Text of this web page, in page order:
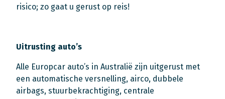
risico; zo gaat u gerust op reis!
Uitrusting auto’s
Alle Europcar auto’s in Australië zijn uitgerust met
een automatische versnelling, airco, dubbele
airbags, stuurbekrachtiging, centrale